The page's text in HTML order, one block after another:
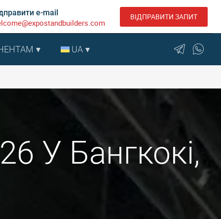
e-mail ВІДПРАВИТИ ЗАПИТ
UA
У Бангкокі,